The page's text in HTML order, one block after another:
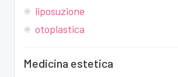
liposuzione
otoplastica
Medicina estetica